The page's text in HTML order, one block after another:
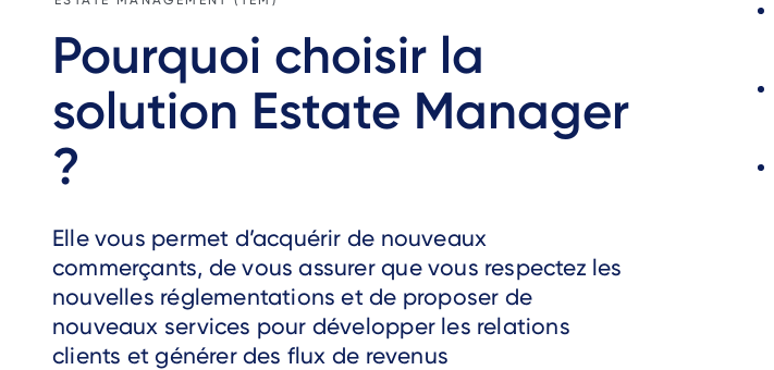
Pourquoi choisir la
solution Estate Manager
?
Elle vous permet d’acquérir de nouveaux
commerçants, de vous assurer que vous respectez les
nouvelles réglementations et de proposer de
nouveaux services pour développer les relations
clients et générer des flux de revenus